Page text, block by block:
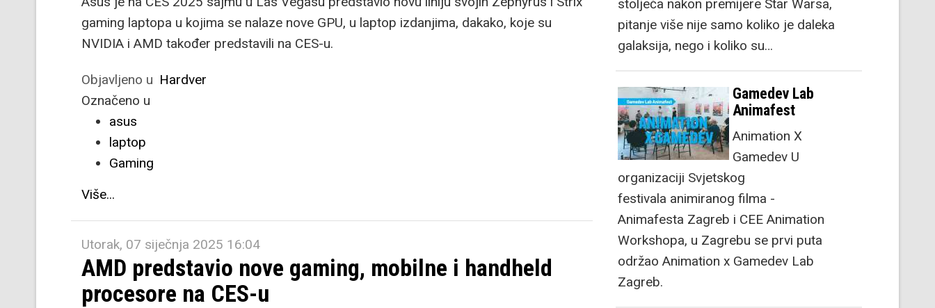
gaming laptopa u kojima se nalaze nove GPU, u laptop izdanjima, dakako, koje su
NVIDIA i AMD također predstavili na CES-u.
Objavljeno u Hardver
Označeno u
asus
laptop
Gaming
Više...
Utorak, 07 siječnja 2025 16:04
AMD predstavio nove gaming, mobilne i handheld
procesore na CES-u
stoljeća nakon premijere Star Warsa,
pitanje više nije samo koliko je daleka
galaksija, nego i koliko su…
Gamedev Lab
Animafest
Animation X
Gamedev U
organizaciji Svjetskog
festivala animiranog filma -
Animafesta Zagreb i CEE Animation
Workshopa, u Zagrebu se prvi puta
održao Animation x Gamedev Lab
Zagreb.